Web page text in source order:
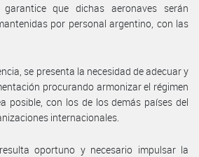
que dichas aeronaves serán
por personal argentino, con las
se presenta la necesidad de adecuar y
procurando armonizar el régimen
posible, con los de los demás países del
internacionales.
oportuno y necesario impulsar la